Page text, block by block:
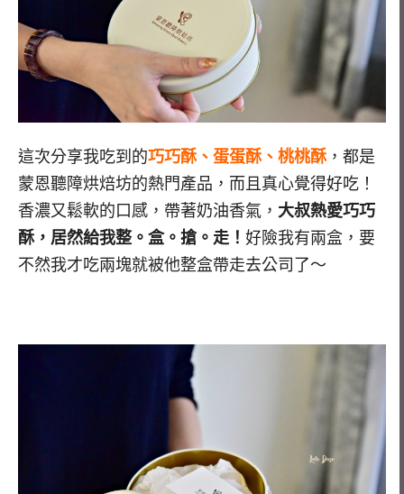
這次分享我吃到的巧巧酥、蛋蛋酥、桃桃酥，都是
蒙恩聽障烘焙坊的熱門產品，而且真心覺得好吃！
香濃又鬆軟的口感，帶著奶油香氣， 大叔熱愛巧巧
酥，居然給我整。盒。搶。走！ 好險我有兩盒，要
不然我才吃兩塊就被他整盒帶走去公司了～